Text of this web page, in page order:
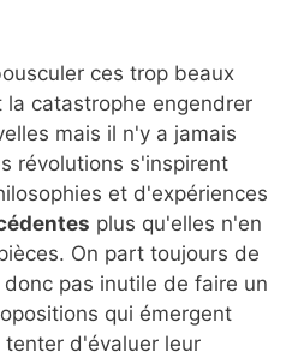
ces trop beaux
la catastrophe engendrer
mais il n'y a jamais
révolutions s'inspirent
et d'expériences
plus qu'elles n'en
On part toujours de
pas inutile de faire un
qui émergent
d'évaluer leur